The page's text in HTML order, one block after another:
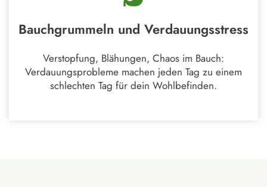
Bauchgrummeln und Verdauungsstress
Verstopfung, Blähungen, Chaos im Bauch:
Verdauungsprobleme machen jeden Tag zu einem
schlechten Tag für dein Wohlbefinden.